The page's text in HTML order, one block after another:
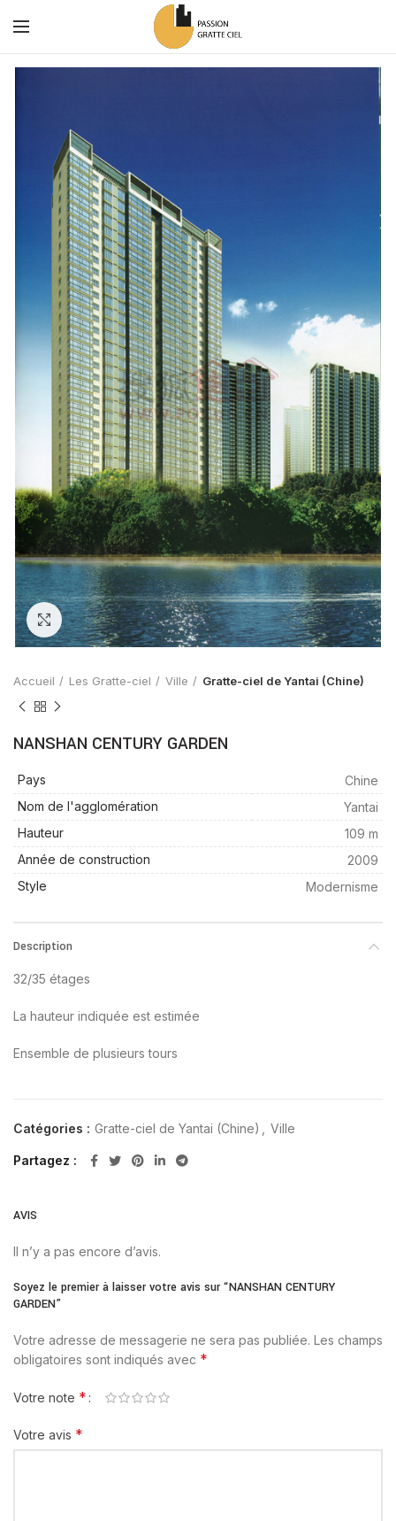
Zoom
Accueil Les Gratte-ciel Ville Gratte-ciel de Yantai (Chine)
NANSHAN CENTURY GARDEN
Pays
Chine
Nom de l'agglomération
Yantai
Hauteur
109 m
Année de construction
2009
Style
Modernisme
Description
32/35 étages
La hauteur indiquée est estimée
Ensemble de plusieurs tours
Catégories : Gratte-ciel de Yantai (Chine) Ville
Partagez
AVIS
Il n’y a pas encore d’avis.
Soyez le premier à laisser votre avis sur “NANSHAN CENTURY
GARDEN”
Votre adresse de messagerie ne sera pas publiée. Les champs
obligatoires sont indiqués avec *
Votre note *
Votre avis *